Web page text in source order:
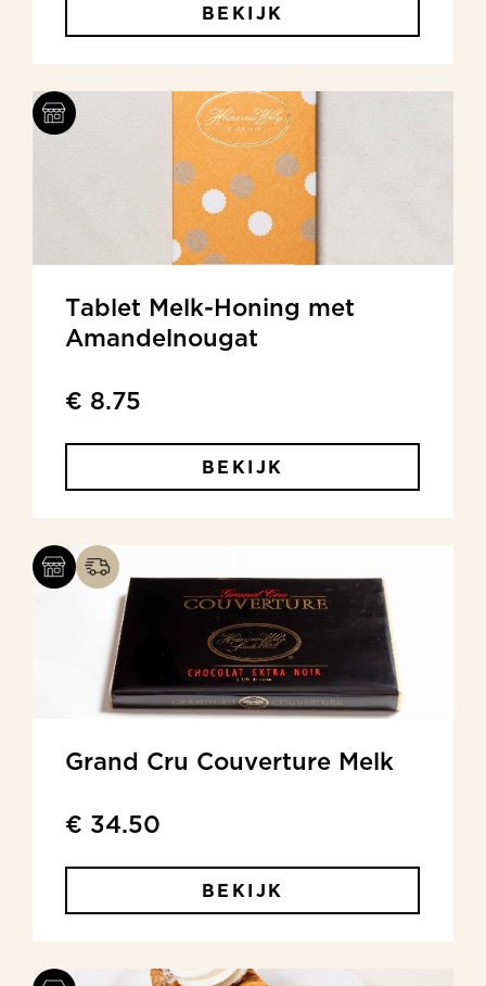
BEKIJK
Tablet Melk-Honing met
Amandelnougat
€ 8.75
BEKIJK
Grand Cru Couverture Melk
€ 34.50
BEKIJK